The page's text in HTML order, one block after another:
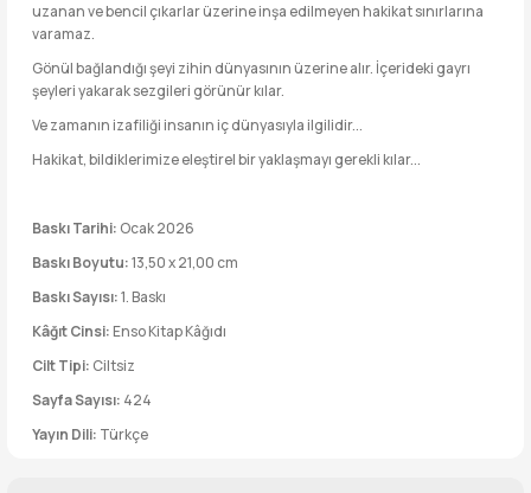
uzanan ve bencil çıkarlar üzerine inşa edilmeyen hakikat sınırlarına
varamaz.
Gönül bağlandığı şeyi zihin dünyasının üzerine alır. İçerideki gayrı
şeyleri yakarak sezgileri görünür kılar.
Ve zamanın izafiliği insanın iç dünyasıyla ilgilidir...
Hakikat, bildiklerimize eleştirel bir yaklaşmayı gerekli kılar...
Baskı Tarihi: Ocak 2026
Baskı Boyutu:13,50 x 21,00 cm
Baskı Sayısı:1. Baskı
Kâğıt Cinsi: Enso Kitap Kâğıdı
Cilt Tipi: Ciltsiz
Sayfa Sayısı: 424
Yayın Dili: Türkçe